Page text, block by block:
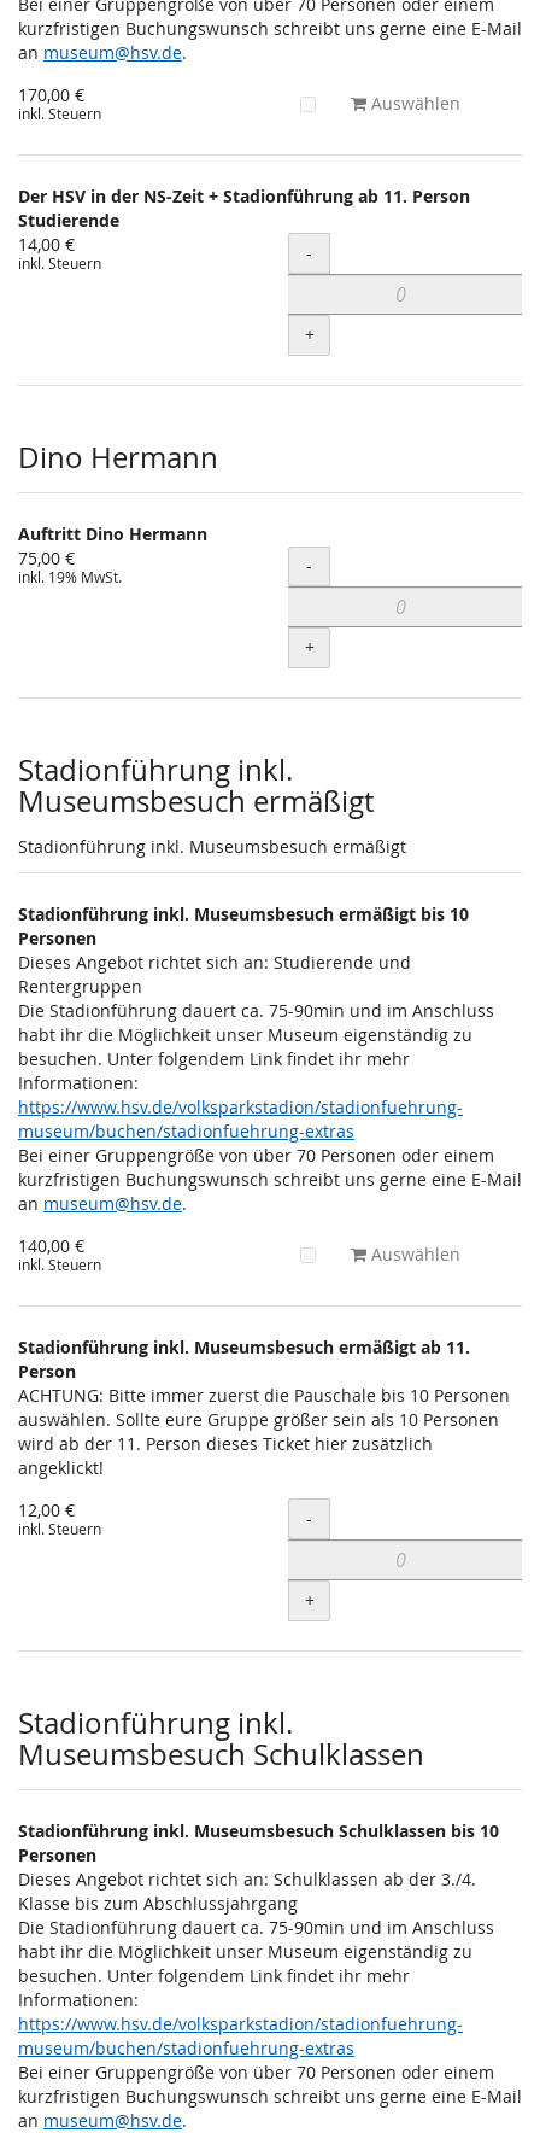
kurzfristigen Buchungswunsch schreibt uns gerne eine E-Mail
an museum@hsv.de.
170,00 €
inkl. Steuern Auswählen
Der HSV in der NS-Zeit + Stadionführung ab 11. Person
Studierende
14,00 €
inkl. Steuern Menge
-
+
Dino Hermann
Auftritt Dino Hermann
75,00 €
inkl. 19% MwSt. Menge
-
+
Stadionführung inkl.
Museumsbesuch ermäßigt
Stadionführung inkl. Museumsbesuch ermäßigt
Stadionführung inkl. Museumsbesuch ermäßigt bis 10
Personen
Dieses Angebot richtet sich an: Studierende und
Rentergruppen
Die Stadionführung dauert ca. 75-90min und im Anschluss
habt ihr die Möglichkeit unser Museum eigenständig zu
besuchen. Unter folgendem Link findet ihr mehr
Informationen:
https://www.hsv.de/volksparkstadion/stadionfuehrung-
museum/buchen/stadionfuehrung-extras
Bei einer Gruppengröße von über 70 Personen oder einem
kurzfristigen Buchungswunsch schreibt uns gerne eine E-Mail
an museum@hsv.de.
140,00 €
inkl. Steuern Auswählen
Stadionführung inkl. Museumsbesuch ermäßigt ab 11.
Person
ACHTUNG: Bitte immer zuerst die Pauschale bis 10 Personen
auswählen. Sollte eure Gruppe größer sein als 10 Personen
wird ab der 11. Person dieses Ticket hier zusätzlich
angeklickt!
12,00 €
inkl. Steuern Menge
-
+
Stadionführung inkl.
Museumsbesuch Schulklassen
Stadionführung inkl. Museumsbesuch Schulklassen bis 10
Personen
Dieses Angebot richtet sich an: Schulklassen ab der 3./4.
Klasse bis zum Abschlussjahrgang
Die Stadionführung dauert ca. 75-90min und im Anschluss
habt ihr die Möglichkeit unser Museum eigenständig zu
besuchen. Unter folgendem Link findet ihr mehr
Informationen:
https://www.hsv.de/volksparkstadion/stadionfuehrung-
museum/buchen/stadionfuehrung-extras
Bei einer Gruppengröße von über 70 Personen oder einem
kurzfristigen Buchungswunsch schreibt uns gerne eine E-Mail
an museum@hsv.de.